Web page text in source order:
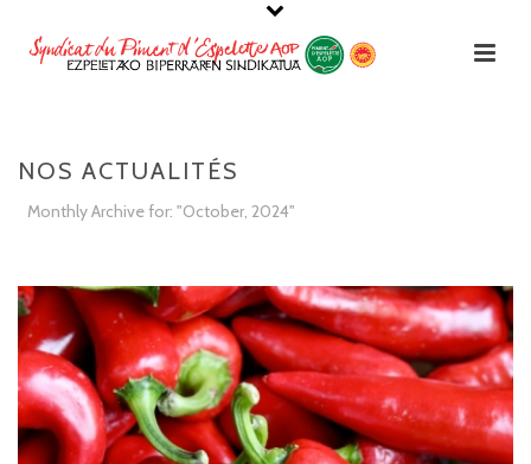
NOS ACTUALITÉS
Monthly Archive for: "October, 2024"